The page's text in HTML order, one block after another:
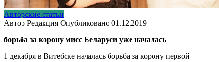
Авторские статьи
Автор Редакция Опубликовано 01.12.2019
борьба за корону мисс Беларуси уже началась
1 декабря в Витебске началась борьба за корону первой